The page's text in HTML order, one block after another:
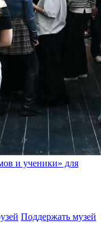
и ученики» для
Поддержать музей